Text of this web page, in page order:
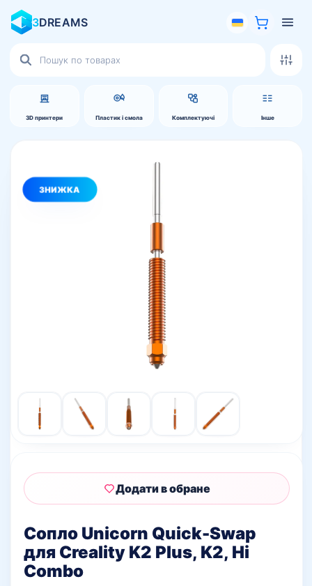
3DREAMS
3D принтери Пластик і смола Комплектуючі Інше
товарів
Сопло Unicorn Quick-Swap
для Creality K2 Plus, K2, Hi
Combo
Додати в обране